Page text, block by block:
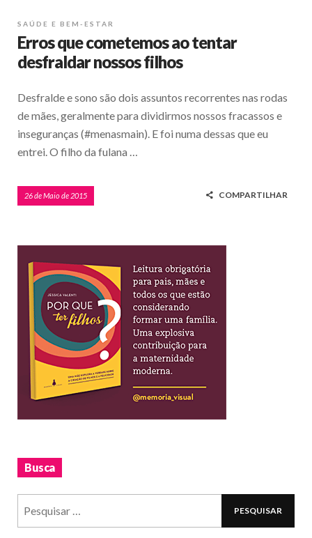
SAÚDE E BEM-ESTAR
Erros que cometemos ao tentar
desfraldar nossos filhos
Desfralde e sono são dois assuntos recorrentes nas rodas
de mães, geralmente para dividirmos nossos fracassos e
inseguranças (#menasmain). E foi numa dessas que eu
entrei. O filho da fulana …
26 de Maio de 2015 COMPARTILHAR
Busca